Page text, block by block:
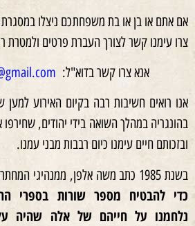
אם אתם או בן או בת משפחתכם ניצלו במסגרת
צרו עימנו קשר לצורך העברת פרטים ולמטרת
אנא צרו קשר בדוא"ל:
אנו רואים חשיבות רבה בקיום האירוע למען
בהונגריה במהלך השואה בידי יהודים,
ובזכותם חיים עימנו כיום רבבות מבני עמנו.
בשנת 1985 כתב משה אלפן, ממנהיגי המחתרת בהונגריה: "
כדי להבטיח מספר שורות בספרי
נלחמנו על חייהם של אלה שהיה